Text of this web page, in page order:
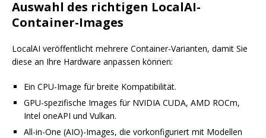
Auswahl des richtigen LocalAI-
Container-Images
LocalAI veröffentlicht mehrere Container-Varianten, damit Sie
diese an Ihre Hardware anpassen können:
Ein CPU-Image für breite Kompatibilität.
GPU-spezifische Images für NVIDIA CUDA, AMD ROCm,
Intel oneAPI und Vulkan.
All-in-One (AIO)-Images, die vorkonfiguriert mit Modellen